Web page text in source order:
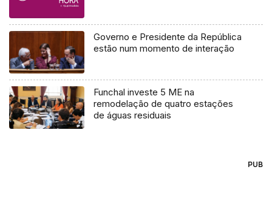
Governo e Presidente da República
estão num momento de interação
Funchal investe 5 ME na
remodelação de quatro estações
de águas residuais
PUB